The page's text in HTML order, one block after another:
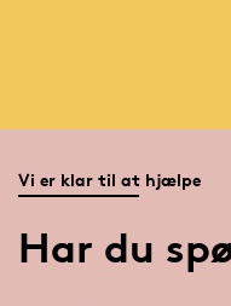
Vi er klar til at hjælpe
Har du